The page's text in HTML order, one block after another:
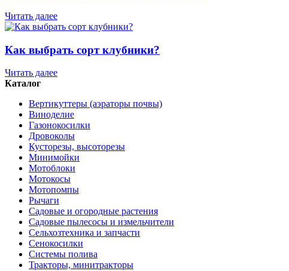
Читать далее
Как выбрать сорт клубники?
Читать далее
Каталог
Вертикуттеры (аэраторы почвы)
Виноделие
Газонокосилки
Дровоколы
Кусторезы, высоторезы
Минимойки
Мотоблоки
Мотокосы
Мотопомпы
Рычаги
Садовые и огородные растения
Садовые пылесосы и измельчители
Сельхозтехника и запчасти
Сенокосилки
Системы полива
Тракторы, минитракторы